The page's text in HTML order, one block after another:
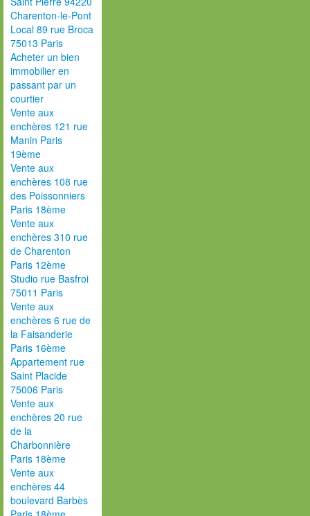
Charenton-le-Pont
Local 89 rue Broca
75013 Paris
Acheter un bien
immobilier en
passant par un
courtier
Vente aux
enchères 121 rue
Manin Paris
19ème
Vente aux
enchères 108 rue
des Poissonniers
Paris 18ème
Vente aux
enchères 310 rue
de Charenton
Paris 12ème
Studio rue Basfroi
75011 Paris
Vente aux
enchères 6 rue de
la Faisanderie
Paris 16ème
Appartement rue
Saint Placide
75006 Paris
Vente aux
enchères 20 rue
de la
Charbonnière
Paris 18ème
Vente aux
enchères 44
boulevard Barbès